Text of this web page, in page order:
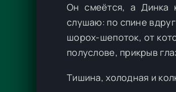
Он смеётся, а Динка
слушаю: по спине
шорох-шепоток, от
полуслове, прикрыв
Тишина, холодная и